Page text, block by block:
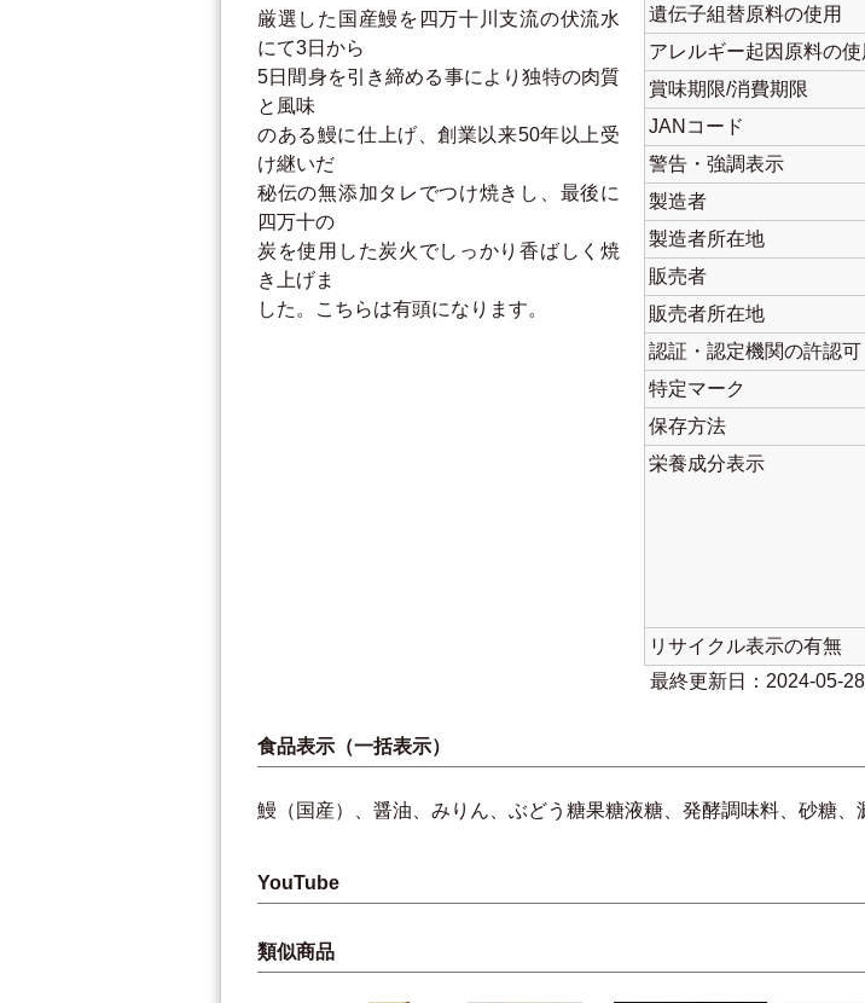
厳選した国産鰻を四万十川支流の伏流水
にて3日から
5日間身を引き締める事により独特の肉質
と風味
のある鰻に仕上げ、創業以来50年以上受
け継いだ
秘伝の無添加タレでつけ焼きし、最後に
四万十の
炭を使用した炭火でしっかり香ばしく焼
き上げま
した。こちらは有頭になります。
遺伝子組替原料の使用
アレルギー起因原料の使
賞味期限/消費期限
JANコード
警告・強調表示
製造者
製造者所在地
販売者
販売者所在地
認証・認定機関の許認可
特定マーク
保存方法
栄養成分表示
リサイクル表示の有無
最終更新日：2024-05-28
食品表示（一括表示）
鰻（国産）、醤油、みりん、ぶどう糖果糖液糖、発酵調味料、砂糖、
YouTube
類似商品